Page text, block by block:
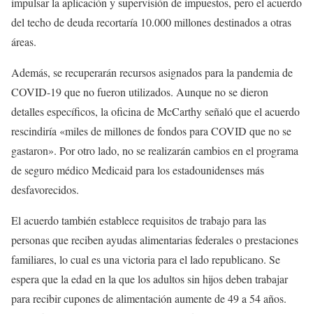
del techo de deuda recortaría 10.000 millones destinados a otras
áreas.
Además, se recuperarán recursos asignados para la pandemia de
COVID-19 que no fueron utilizados. Aunque no se dieron
detalles específicos, la oficina de McCarthy señaló que el acuerdo
rescindiría «miles de millones de fondos para COVID que no se
gastaron». Por otro lado, no se realizarán cambios en el programa
de seguro médico Medicaid para los estadounidenses más
desfavorecidos.
El acuerdo también establece requisitos de trabajo para las
personas que reciben ayudas alimentarias federales o prestaciones
familiares, lo cual es una victoria para el lado republicano. Se
espera que la edad en la que los adultos sin hijos deben trabajar
para recibir cupones de alimentación aumente de 49 a 54 años.